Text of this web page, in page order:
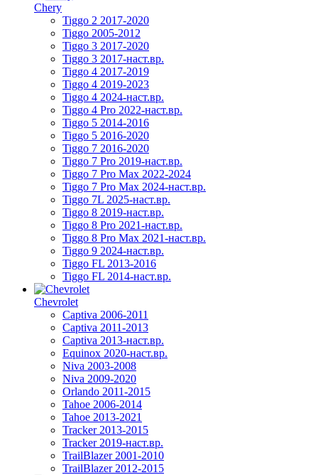
Chery
Tiggo 2 2017-2020
Tiggo 2005-2012
Tiggo 3 2017-2020
Tiggo 3 2017-наст.вр.
Tiggo 4 2017-2019
Tiggo 4 2019-2023
Tiggo 4 2024-наст.вр.
Tiggo 4 Pro 2022-наст.вр.
Tiggo 5 2014-2016
Tiggo 5 2016-2020
Tiggo 7 2016-2020
Tiggo 7 Pro 2019-наст.вр.
Tiggo 7 Pro Max 2022-2024
Tiggo 7 Pro Max 2024-наст.вр.
Tiggo 7L 2025-наст.вр.
Tiggo 8 2019-наст.вр.
Tiggo 8 Pro 2021-наст.вр.
Tiggo 8 Pro Max 2021-наст.вр.
Tiggo 9 2024-наст.вр.
Tiggo FL 2013-2016
Tiggo FL 2014-наст.вр.
Chevrolet
Captiva 2006-2011
Captiva 2011-2013
Captiva 2013-наст.вр.
Equinox 2020-наст.вр.
Niva 2003-2008
Niva 2009-2020
Orlando 2011-2015
Tahoe 2006-2014
Tahoe 2013-2021
Tracker 2013-2015
Tracker 2019-наст.вр.
TrailBlazer 2001-2010
TrailBlazer 2012-2015